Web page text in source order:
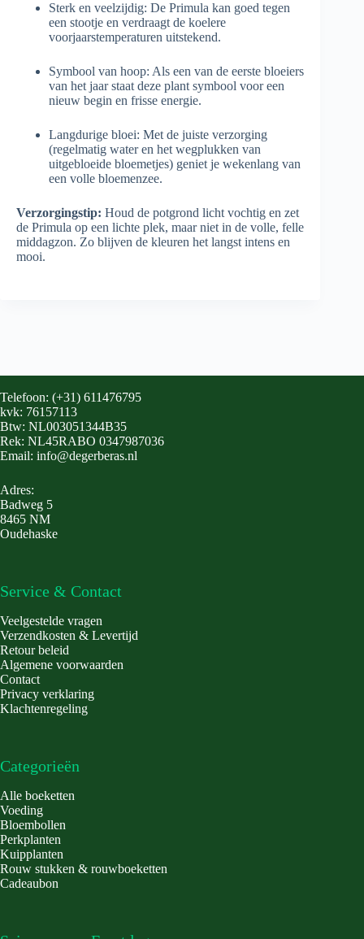
Sterk en veelzijdig: De Primula kan goed tegen
een stootje en verdraagt de koelere
voorjaarstemperaturen uitstekend.
Symbool van hoop: Als een van de eerste bloeiers
van het jaar staat deze plant symbool voor een
nieuw begin en frisse energie.
Langdurige bloei: Met de juiste verzorging
(regelmatig water en het wegplukken van
uitgebloeide bloemetjes) geniet je wekenlang van
een volle bloemenzee.
Verzorgingstip: Houd de potgrond licht vochtig en zet
de Primula op een lichte plek, maar niet in de volle, felle
middagzon. Zo blijven de kleuren het langst intens en
mooi.
Telefoon: (+31) 611476795
kvk: 76157113
Btw: NL003051344B35
Rek: NL45RABO 0347987036
Email: info@degerberas.nl
Adres:
Badweg 5
8465 NM
Oudehaske
Service & Contact
Veelgestelde vragen
Verzendkosten & Levertijd
Retour beleid
Algemene voorwaarden
Contact
Privacy verklaring
Klachtenregeling
Categorieën
Alle boeketten
Voeding
Bloembollen
Perkplanten
Kuipplanten
Rouw stukken & rouwboeketten
Cadeaubon